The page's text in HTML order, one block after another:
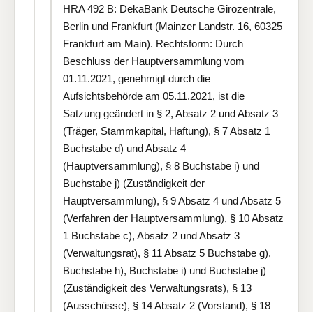
HRA 492 B: DekaBank Deutsche Girozentrale,
Berlin und Frankfurt (Mainzer Landstr. 16, 60325
Frankfurt am Main). Rechtsform: Durch
Beschluss der Hauptversammlung vom
01.11.2021, genehmigt durch die
Aufsichtsbehörde am 05.11.2021, ist die
Satzung geändert in § 2, Absatz 2 und Absatz 3
(Träger, Stammkapital, Haftung), § 7 Absatz 1
Buchstabe d) und Absatz 4
(Hauptversammlung), § 8 Buchstabe i) und
Buchstabe j) (Zuständigkeit der
Hauptversammlung), § 9 Absatz 4 und Absatz 5
(Verfahren der Hauptversammlung), § 10 Absatz
1 Buchstabe c), Absatz 2 und Absatz 3
(Verwaltungsrat), § 11 Absatz 5 Buchstabe g),
Buchstabe h), Buchstabe i) und Buchstabe j)
(Zuständigkeit des Verwaltungsrats), § 13
(Ausschüsse), § 14 Absatz 2 (Vorstand), § 18